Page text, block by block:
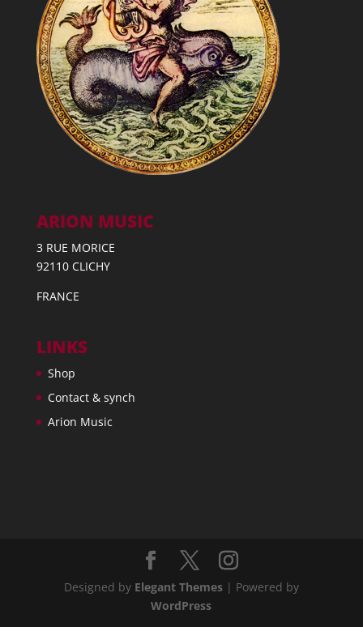
ARION MUSIC
3 RUE MORICE
92110 CLICHY
FRANCE
LINKS
Shop
Contact & synch
Arion Music
Designed by Elegant Themes| Powered by
WordPress